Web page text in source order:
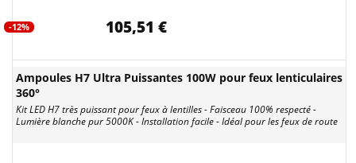
-12% 105,51 €
Ampoules H7 Ultra Puissantes 100W pour feux lenticulaires
360°
Kit LED H7 très puissant pour feux à lentilles - Faisceau 100% respecté -
Lumière blanche pur 5000K - Installation facile - Idéal pour les feux de route